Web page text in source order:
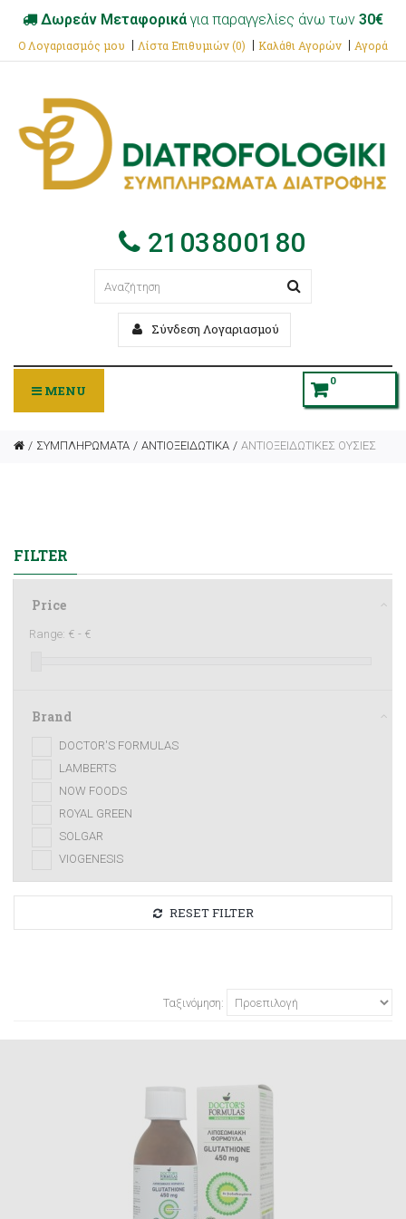
Δωρεάν Μεταφορικά για παραγγελίες άνω των 30€
Ο Λογαριασμός μου Λίστα Επιθυμιών (0) Καλάθι Αγορών Αγορά
2103800180
Σύνδεση Λογαριασμού
0
MENU
ΣΥΜΠΛΗΡΩΜΑΤΑ ΑΝΤΙΟΞΕΙΔΩΤΙΚΑ ΑΝΤΙΟΞΕΙΔΩΤΙΚΕΣ ΟΥΣΙΕΣ
FILTER
Price
Range: € - €
Brand
DOCTOR'S FORMULAS
LAMBERTS
NOW FOODS
ROYAL GREEN
SOLGAR
VIOGENESIS
RESET FILTER
Ταξινόμηση: